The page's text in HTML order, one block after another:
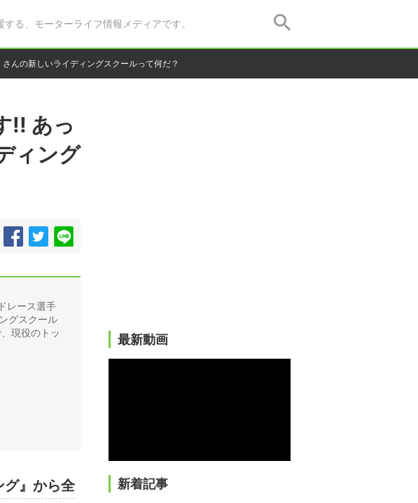
る、モーターライフ情報メディアです。
んの新しいライディングスクールって何だ？
!! あっ
ィング
レース選手
グスクール
現役のトッ
グ』から全
最新動画
新着記事